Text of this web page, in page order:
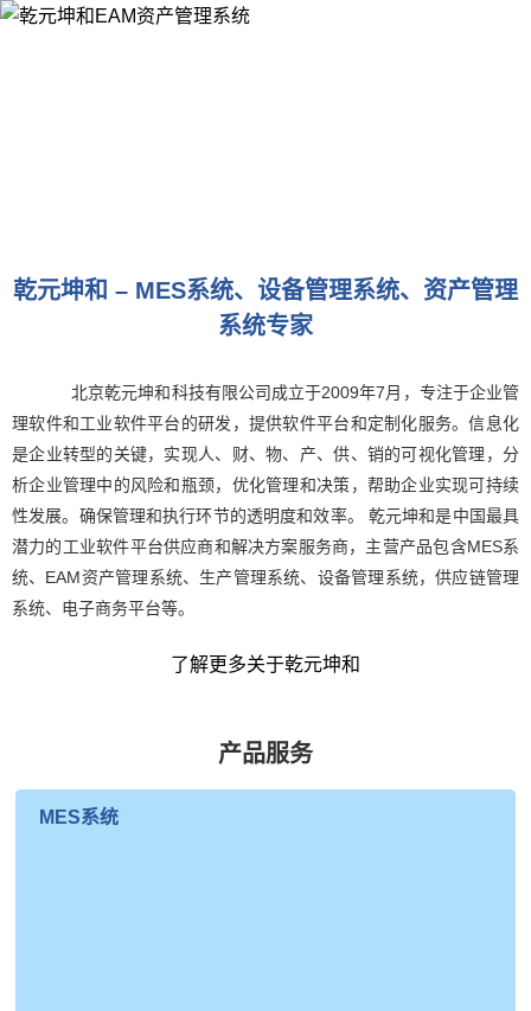
乾元坤和 – MES系统、设备管理系统、资产管理
系统专家
北京乾元坤和科技有限公司成立于2009年7月，专注于企业管
理软件和工业软件平台的研发，提供软件平台和定制化服务。信息化
是企业转型的关键，实现人、财、物、产、供、销的可视化管理，分
析企业管理中的风险和瓶颈，优化管理和决策，帮助企业实现可持续
性发展。确保管理和执行环节的透明度和效率。 乾元坤和是中国最具
潜力的工业软件平台供应商和解决方案服务商，主营产品包含MES系
统、EAM资产管理系统、生产管理系统、设备管理系统，供应链管理
系统、电子商务平台等。
了解更多关于乾元坤和
产品服务
MES系统